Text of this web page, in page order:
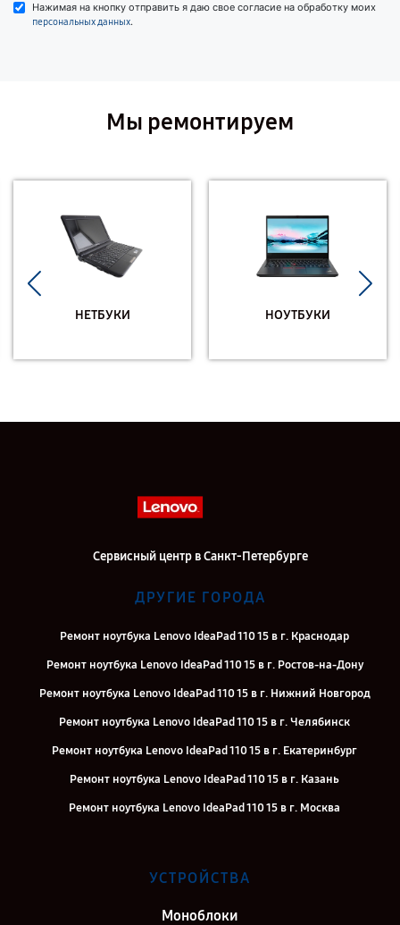
Нажимая на кнопку отправить я даю свое согласие на обработку моих
персональных данных.
Мы ремонтируем
НЕТБУКИ НОУТБУКИ
Сервисный центр в Санкт-Петербурге
ДРУГИЕ ГОРОДА
Ремонт ноутбука Lenovo IdeaPad 110 15 в г. Краснодар
Ремонт ноутбука Lenovo IdeaPad 110 15 в г. Ростов-на-Дону
Ремонт ноутбука Lenovo IdeaPad 110 15 в г. Нижний Новгород
Ремонт ноутбука Lenovo IdeaPad 110 15 в г. Челябинск
Ремонт ноутбука Lenovo IdeaPad 110 15 в г. Екатеринбург
Ремонт ноутбука Lenovo IdeaPad 110 15 в г. Казань
Ремонт ноутбука Lenovo IdeaPad 110 15 в г. Москва
УСТРОЙСТВА
Моноблоки